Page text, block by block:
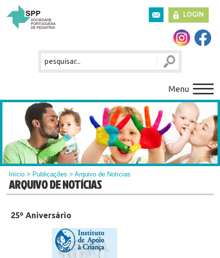
LOGIN
Menu
Início > Publicações > Arquivo de Notícias
ARQUIVO DE NOTÍCIAS
25º Aniversário